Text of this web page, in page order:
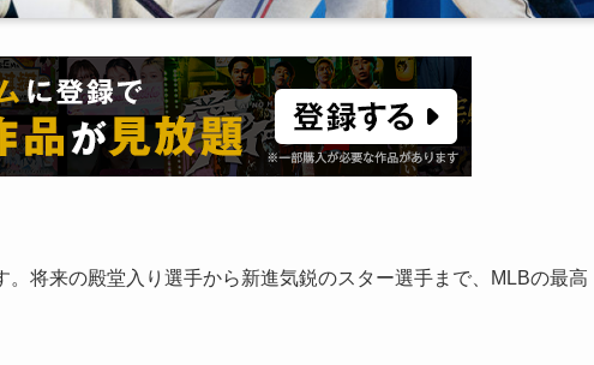
将来の殿堂入り選手から新進気鋭のスター選手まで、MLBの最高